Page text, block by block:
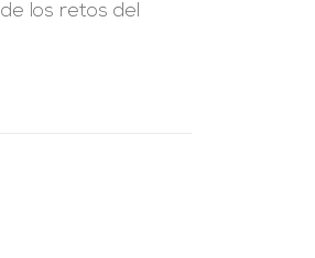
los retos del